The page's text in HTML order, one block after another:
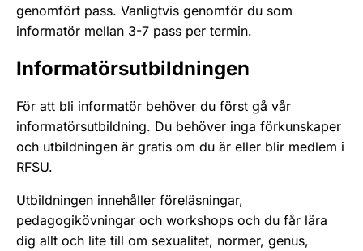
genomfört pass. Vanligtvis genomför du som
informatör mellan 3-7 pass per termin.
Informatörsutbildningen
För att bli informatör behöver du först gå vår
informatörsutbildning. Du behöver inga förkunskaper
och utbildningen är gratis om du är eller blir medlem i
RFSU.
Utbildningen innehåller föreläsningar,
pedagogikövningar och workshops och du får lära
dig allt och lite till om sexualitet, normer, genus,